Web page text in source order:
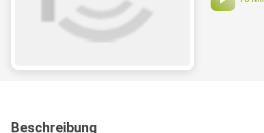
Beschreibung